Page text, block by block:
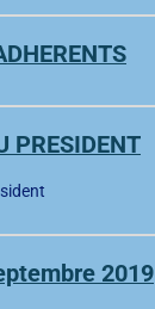
PRESIDENT
2019